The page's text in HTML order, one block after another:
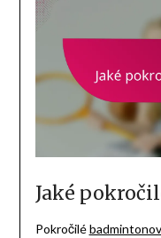
Jaké
Pokročilé